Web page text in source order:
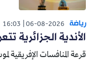
رياضة 06-08-2026
16:03
الأندية الجزائرية
قرعة المنافسات الإفريقية لموسم 2026-